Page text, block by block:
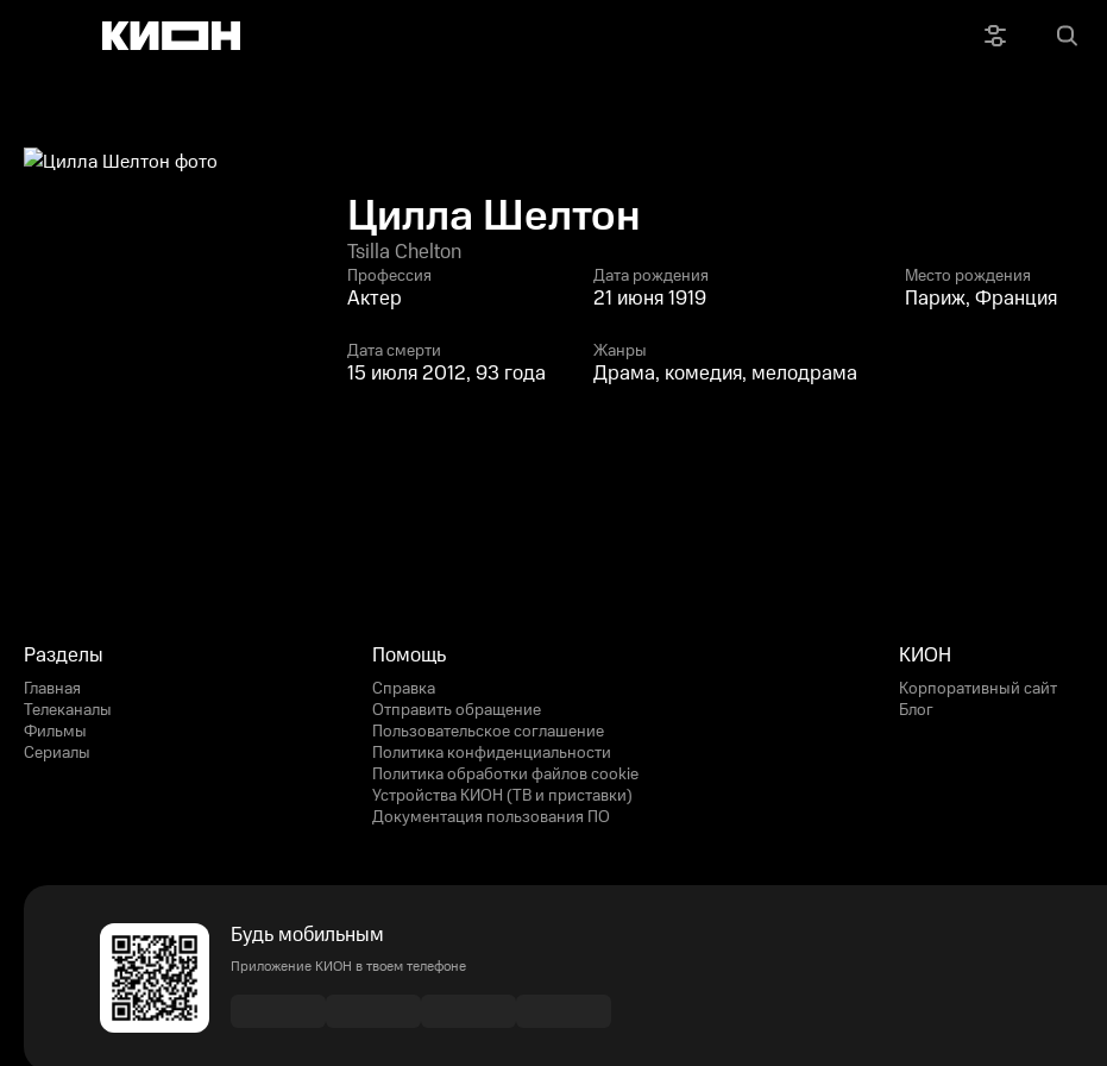
Цилла Шелтон
Tsilla Chelton
Профессия
Актер
Дата рождения
21 июня 1919
Место рождения
Париж, Франция
Дата смерти
15 июля 2012, 93 года
Жанры
Драма, комедия, мелодрама
Разделы
Главная
Телеканалы
Фильмы
Сериалы
Помощь
Справка
Отправить обращение
Пользовательское соглашение
Политика конфиденциальности
Политика обработки файлов cookie
Устройства КИОН (ТВ и приставки)
Документация пользования ПО
КИОН
Корпоративный сайт
Блог
Будь мобильным
Приложение КИОН в твоем телефоне